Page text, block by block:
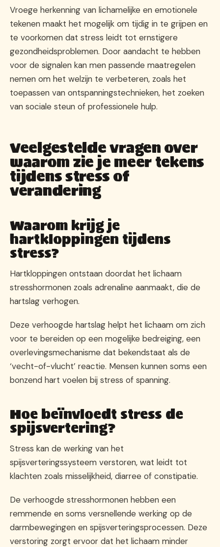
Vroege herkenning van lichamelijke en emotionele
tekenen maakt het mogelijk om tijdig in te grijpen en
te voorkomen dat stress leidt tot ernstigere
gezondheidsproblemen. Door aandacht te hebben
voor de signalen kan men passende maatregelen
nemen om het welzijn te verbeteren, zoals het
toepassen van ontspanningstechnieken, het zoeken
van sociale steun of professionele hulp.
Veelgestelde vragen over
waarom zie je meer tekens
tijdens stress of
verandering
Waarom krijg je
hartkloppingen tijdens
stress?
Hartkloppingen ontstaan doordat het lichaam
stresshormonen zoals adrenaline aanmaakt, die de
hartslag verhogen.
Deze verhoogde hartslag helpt het lichaam om zich
voor te bereiden op een mogelijke bedreiging, een
overlevingsmechanisme dat bekendstaat als de
‘vecht-of-vlucht’ reactie. Mensen kunnen soms een
bonzend hart voelen bij stress of spanning.
Hoe beïnvloedt stress de
spijsvertering?
Stress kan de werking van het
spijsverteringssysteem verstoren, wat leidt tot
klachten zoals misselijkheid, diarree of constipatie.
De verhoogde stresshormonen hebben een
remmende en soms versnellende werking op de
darmbewegingen en spijsverteringsprocessen. Deze
verstoring zorgt ervoor dat het lichaam minder